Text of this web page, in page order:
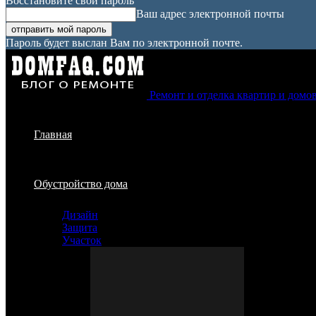
Ваш адрес электронной почты
Пароль будет выслан Вам по электронной почте.
Ремонт и отделка квартир и
Главная
Обустройство дома
Дизайн
Защита
Участок